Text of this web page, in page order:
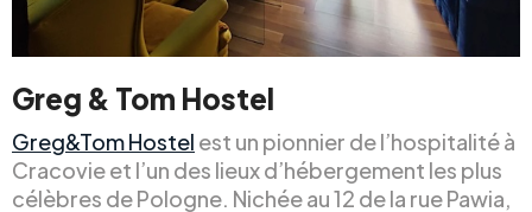
Greg & Tom Hostel
Greg&Tom Hostel est un pionnier de l’hospitalité à
Cracovie et l’un des lieux d’hébergement les plus
célèbres de Pologne. Nichée au 12 de la rue Pawia,